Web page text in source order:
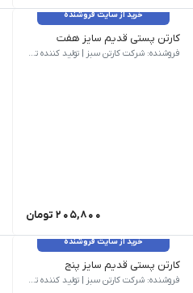
خرید از سایت فروشنده
کارتن پستی قدیم سایز هفت
وزن 1200 گرم | ابعاد بیرونی 600 × 400 × 360 میلی‌متر | نام کالا کارتن پستی قدیم سایز هفت (به دلیل تشابه ابعاد برای خرید این محصول لطفا از کارتن اسباب کشی متوسط استفاده کنید) | شناسه محصول CS-B01-13 | مدل فنی B01 | روش ساخت بسته بندی | نوع فلوت BC | سایز هفت | تعداد لایه پنج لایه | رنگ رویه قهوه ای | کیفیت درجه یک
فروشنده: شرکت کارتن سبز | تولید کننده تخصصی کارتن و جعبه
205,800 تومان
خرید از سایت فروشنده
کارتن پستی قدیم سایز پنج
وزن 580 گرم | ابعاد بیرونی 500 × 250 × 250 میلی‌متر | نام کالا کارتن پستی قدیم سایز پنج | شناسه محصول CS-B01-09 | مدل فنی B01 | روش ساخت بسته بندی | نوع فلوت BC | سایز پنج | تعداد لایه پنج لایه | رنگ رویه قهوه ای | کیفیت درجه یک
فروشنده: شرکت کارتن سبز | تولید کننده تخصصی کارتن و جعبه